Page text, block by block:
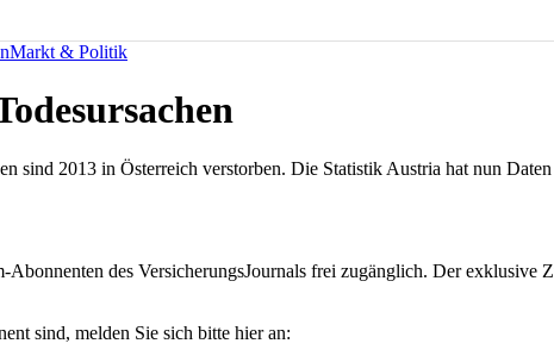
Markt & Politik
sind 2013 in Österreich verstorben. Die Statistik Austria hat nun
des VersicherungsJournals frei zugänglich. Der
sind, melden Sie sich bitte hier an: